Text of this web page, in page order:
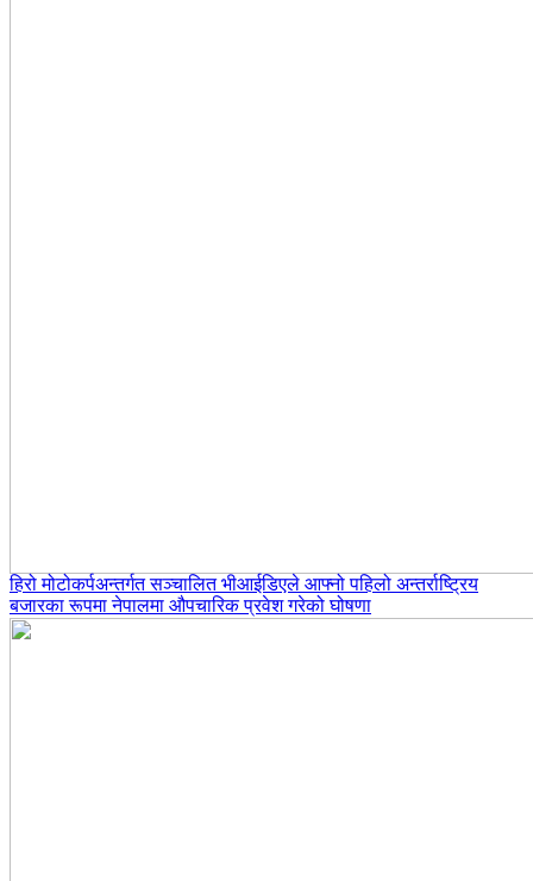
हिरो मोटोकर्पअन्तर्गत सञ्चालित भीआईडिएले आफ्नो पहिलो अन्तर्राष्ट्रिय
बजारका रूपमा नेपालमा औपचारिक प्रवेश गरेको घोषणा